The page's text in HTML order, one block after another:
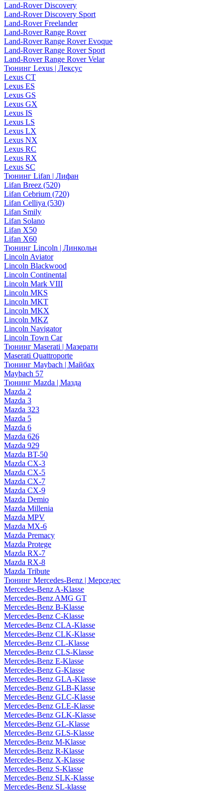
Land-Rover Discovery
Land-Rover Discovery Sport
Land-Rover Freelander
Land-Rover Range Rover
Land-Rover Range Rover Evoque
Land-Rover Range Rover Sport
Land-Rover Range Rover Velar
Тюнинг Lexus | Лексус
Lexus CT
Lexus ES
Lexus GS
Lexus GX
Lexus IS
Lexus LS
Lexus LX
Lexus NX
Lexus RC
Lexus RX
Lexus SC
Тюнинг Lifan | Лифан
Lifan Breez (520)
Lifan Cebrium (720)
Lifan Celliya (530)
Lifan Smily
Lifan Solano
Lifan X50
Lifan X60
Тюнинг Lincoln | Линкольн
Lincoln Aviator
Lincoln Blackwood
Lincoln Continental
Lincoln Mark VIII
Lincoln MKS
Lincoln MKT
Lincoln MKX
Lincoln MKZ
Lincoln Navigator
Lincoln Town Car
Тюнинг Maserati | Мазерати
Maserati Quattroporte
Тюнинг Maybach | Майбах
Maybach 57
Тюнинг Mazda | Мазда
Mazda 2
Mazda 3
Mazda 323
Mazda 5
Mazda 6
Mazda 626
Mazda 929
Mazda BT-50
Mazda CX-3
Mazda CX-5
Mazda CX-7
Mazda CX-9
Mazda Demio
Mazda Millenia
Mazda MPV
Mazda MX-6
Mazda Premacy
Mazda Protege
Mazda RX-7
Mazda RX-8
Mazda Tribute
Тюнинг Mercedes-Benz | Мерседес
Mercedes-Benz A-Klasse
Mercedes-Benz AMG GT
Mercedes-Benz B-Klasse
Mercedes-Benz C-Klasse
Mercedes-Benz CLA-Klasse
Mercedes-Benz CLK-Klasse
Mercedes-Benz CL-Klasse
Mercedes-Benz CLS-Klasse
Mercedes-Benz E-Klasse
Mercedes-Benz G-Klasse
Mercedes-Benz GLA-Klasse
Mercedes-Benz GLB-Klasse
Mercedes-Benz GLC-Klasse
Mercedes-Benz GLE-Klasse
Mercedes-Benz GLK-Klasse
Mercedes-Benz GL-Klasse
Mercedes-Benz GLS-Klasse
Mercedes-Benz M-Klasse
Mercedes-Benz R-Klasse
Mercedes-Benz X-Klasse
Mercedes-Benz S-Klasse
Mercedes-Benz SLK-Klasse
Mercedes-Benz SL-klasse